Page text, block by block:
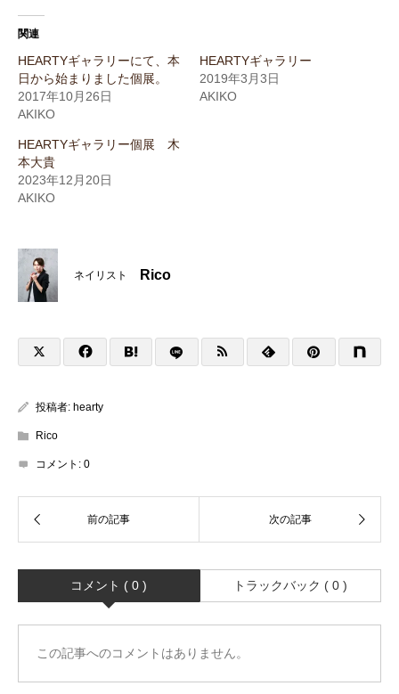
関連
HEARTYギャラリーにて、本
日から始まりました個展。
2017年10月26日
AKIKO
HEARTYギャラリー
2019年3月3日
AKIKO
HEARTYギャラリー個展 木
本大貴
2023年12月20日
AKIKO
ネイリスト Rico
投稿者: hearty
Rico
コメント: 0
コメント ( 0 ) トラックバック ( 0 )
この記事へのコメントはありません。